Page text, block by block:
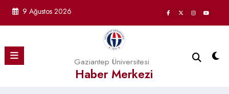
9 Ağustos 2026
Gaziantep Üniversitesi
Haber Merkezi